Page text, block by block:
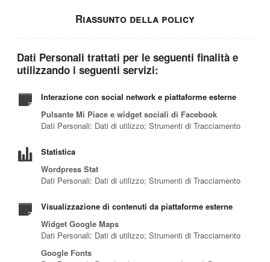
Riassunto della policy
Dati Personali trattati per le seguenti finalità e
utilizzando i seguenti servizi:
Interazione con social network e piattaforme esterne
Pulsante Mi Piace e widget sociali di Facebook
Dati Personali: Dati di utilizzo; Strumenti di Tracciamento
Statistica
Wordpress Stat
Dati Personali: Dati di utilizzo; Strumenti di Tracciamento
Visualizzazione di contenuti da piattaforme esterne
Widget Google Maps
Dati Personali: Dati di utilizzo; Strumenti di Tracciamento
Google Fonts